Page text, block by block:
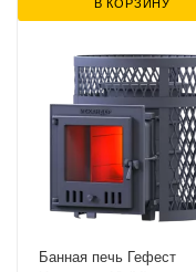
В КОРЗИНУ
Банная печь Гефест